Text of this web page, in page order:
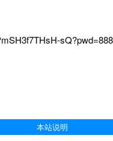
本站说明